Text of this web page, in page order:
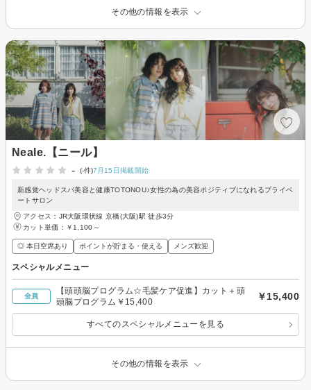
その他の情報を表示
Neale.【ニール】
-
(-件)7月15日掲載開始
新感覚ヘッドスパ美容と健康TOTONOU♪女性の為の美容ポジティブになれるプライベ
ートサロン
アクセス：JR大阪環状線 京橋(大阪)駅 徒歩3分
カット単価： ￥1,100～
◎ 本日空席あり ポイントが貯まる・使える メンズ歓迎
スペシャルメニュー
全員
【頭頭脳プログラム☆毛髪ケア促進】カット＋頭
頭脳プログラム￥15,400
￥15,400
すべてのスペシャルメニューを見る
その他の情報を表示